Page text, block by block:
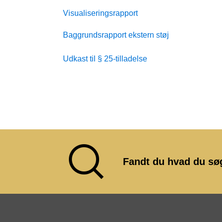
Visualiseringsrapport
Baggrundsrapport ekstern støj
Udkast til § 25-tilladelse
Fandt du hvad du